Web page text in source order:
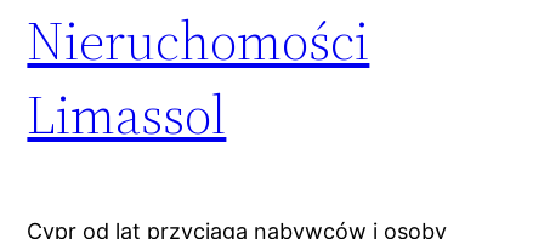
Nieruchomości
Limassol
Cypr od lat przyciąga nabywców i osoby